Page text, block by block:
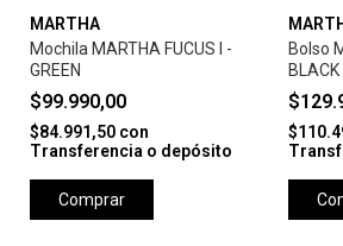
MARTHA
Mochila MARTHA FUCUS I -
GREEN
$99.990,00
$84.991,50 con
Transferencia o depósito
Comprar
Bolso
BLACK